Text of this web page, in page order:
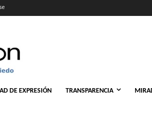
DE EXPRESIÓN TRANSPARENCIA